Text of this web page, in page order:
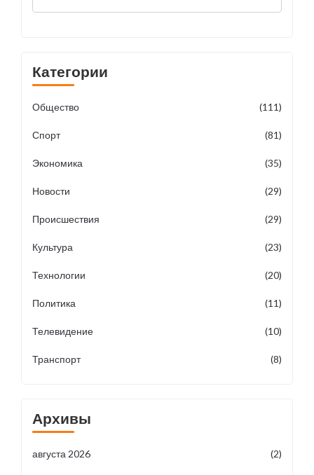
смерти панка Рамиля
Категории
Общество (111)
Спорт (81)
Экономика (35)
Новости (29)
Происшествия (29)
Культура (23)
Технологии (20)
Политика (11)
Телевидение (10)
Транспорт (8)
Архивы
августа 2026 (2)